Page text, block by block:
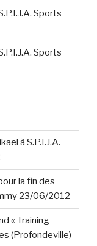
Sports
Sports
à S.P.T.J.A.
la fin des
23/06/2012
« Training
(Profondeville)